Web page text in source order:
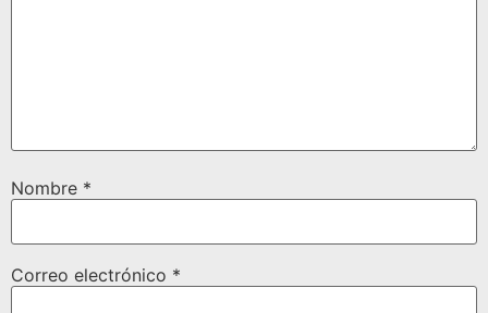
Nombre *
Correo electrónico *